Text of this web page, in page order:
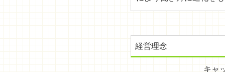
経営理念
キャ